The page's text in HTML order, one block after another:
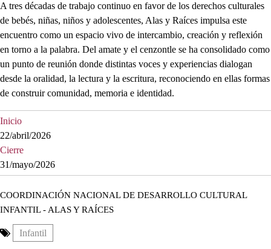
A tres décadas de trabajo continuo en favor de los derechos culturales
de bebés, niñas, niños y adolescentes, Alas y Raíces impulsa este
encuentro como un espacio vivo de intercambio, creación y reflexión
en torno a la palabra. Del amate y el cenzontle se ha consolidado como
un punto de reunión donde distintas voces y experiencias dialogan
desde la oralidad, la lectura y la escritura, reconociendo en ellas formas
de construir comunidad, memoria e identidad.
Inicio
22/abril/2026
Cierre
31/mayo/2026
COORDINACIÓN NACIONAL DE DESARROLLO CULTURAL
INFANTIL - ALAS Y RAÍCES
Infantil